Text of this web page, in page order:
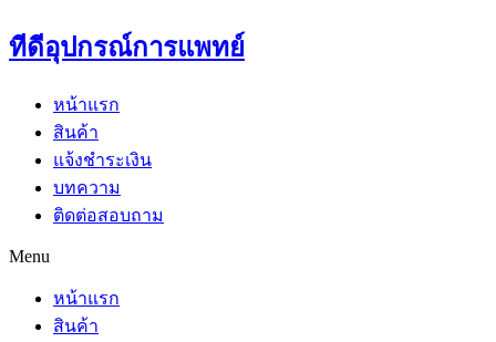
ทีดีอุปกรณ์การแพทย์
หน้าแรก
สินค้า
แจ้งชำระเงิน
บทความ
ติดต่อสอบถาม
Menu
หน้าแรก
สินค้า